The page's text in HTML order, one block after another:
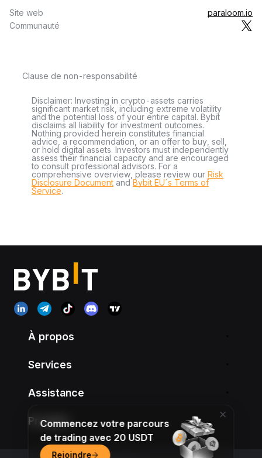
Site web
paraloom.io
Communauté
Clause de non-responsabilité
Disclaimer: Investing in crypto-assets carries
significant market risk, including extreme volatility
and the potential loss of your entire capital. Bybit
disclaims all liability for investment outcomes.
Nothing provided herein constitutes financial
advice, a recommendation, or an offer to buy, sell,
or hold digital assets. Investors must independently
assess their financial capacity and are encouraged
to consult professional advisors. For a
comprehensive overview, please review our Risk
Disclosure Document andBybit EU´s Terms of
Service.
À propos
Services
Assistance
Produits
Commencez votre parcours
de trading avec 20 USDT
Rejoindre